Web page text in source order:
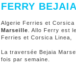
FERRY
Algerie Ferries et
Marseille . Allo Ferry est
Ferries et Corsica Linea,
La traversée Bejaia
fois par semaine.